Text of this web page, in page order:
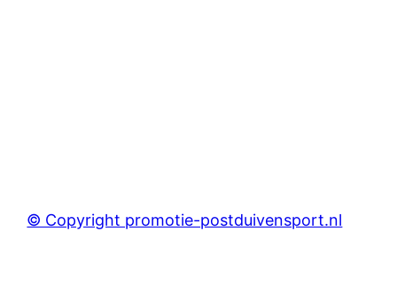
© Copyright promotie-postduivensport.nl